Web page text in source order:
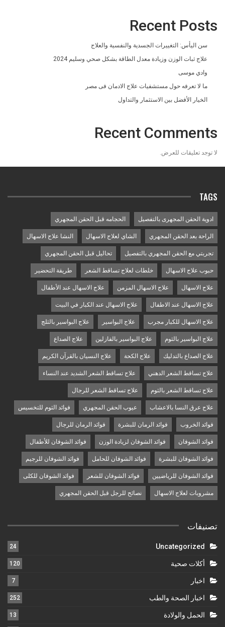
Recent Posts
سن اليأس: التغييرات الجسدية والنفسية والعلاج
علاج ثبات الوزن وزيادة معدل الطاقة بشكل صحي وسليم 2024
وادي موسى
ما لا تعرفه حول مستشفيات علاج الادمان فى مصر
الخيار الأفضل بين الاستثمار والتداول
Recent Comments
لا توجد تعليقات للعرض.
TAGS
ادوية الحقن المجهرى بالتفصيل الحجامه قبل الحقن المجهري
الراحة بعد الحقن المجهري الشاي لعلاج الاسهال النشا علاج الاسهال
تجربتي مع الحقن المجهري بالتفصيل تحاليل قبل الحقن المجهري
حبوب علاج الاسهال خلطات لعلاج تساقط الشعر طريقة التحضير
علاج الاسهال علاج الاسهال المزمن علاج الاسهال عند الأطفال
علاج الاسهال عند الاطفال علاج الاسهال عند الكبار في البيت
علاج الاسهال للكبار مجرب علاج البواسير علاج البواسير بالثلج
علاج البواسير بالثوم علاج البواسير بالفازلين علاج الصداع
علاج الصداع بالتدليك علاج الكحة علاج النسيان بالقرآن الكريم
علاج تساقط الشعر الدهني علاج تساقط الشعر الشديد عند النساء
علاج تساقط الشعر بالثوم علاج تساقط الشعر للرجال
علاج عرق النسا بالاعشاب عيوب الحقن المجهري فوائد الثوم للتخسيس
فوائد الخروب فوائد الرمان للبشرة فوائد الرمان للرجال
فوائد الشوفان فوائد الشوفان لزيادة الوزن فوائد الشوفان للأطفال
فوائد الشوفان للبشرة فوائد الشوفان للحامل فوائد الشوفان للرجيم
فوائد الشوفان للرياضيين فوائد الشوفان للشعر فوائد الشوفان للكلى
مشروبات لعلاج الاسهال نصائح للرجل قبل الحقن المجهري
تصنيفات
Uncategorized
24
أكلات صحية 120
اخبار 7
اخبار الصحة والطب 252
الحمل والولادة 13